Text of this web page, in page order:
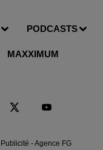
PODCASTS
MAXXIMUM
Publicité - Agence FG